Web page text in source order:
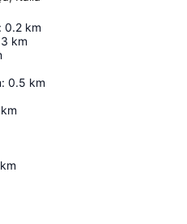
: 0.2 km
km
: 0.5 km
km
km